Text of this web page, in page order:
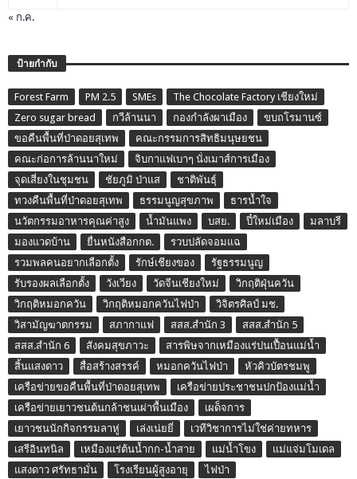
« ก.ค.
ป้ายกำกับ
Forest Farm PM 2.5 SMEs
The Chocolate Factory เชียงใหม่
Zero sugar bread
กวีล้านนา กองกำลังผาเมือง
ขบถโรมานซ์
ขอคืนพื้นที่ป่าดอยสุเทพ
คณะกรรมการสิทธิมนุษยชน
คณะก่อการล้านนาใหม่
จิบกาแฟเบาๆ นั่งเมาส์การเมือง
จุดเสี่ยงในชุมชน
ชัยภูมิ ป่าแส
ชาติพันธุ์
ทวงคืนพื้นที่ป่าดอยสุเทพ
ธรรมนูญสุขภาพ
ธารน้ำใจ
นวัตกรรมอาหารคุณค่าสูง
น้ำมันแพง บสย. ปี๋ใหม่เมือง
มลาบรี
มองแวดบ้าน
ยื่นหนังสือกกต.
รวบปลัดจอมแฉ
รวมพลคนอยากเลือกตั้ง
รักษ์เชียงของ
รัฐธรรมนูญ
รับรองผลเลือกตั้ง
วังเวียง วัดจีนเชียงใหม่
วิกฤติฝุ่นควัน
วิกฤติหมอกควัน
วิกฤติหมอกควันไฟป่า
วิจิตรศิลป์ มช.
วิสามัญฆาตกรรม
สภากาแฟ สสส.สำนัก 3
สสส.สำนัก 5
สสส.สำนัก 6
สังคมสุขภาวะ
สารพิษจากเหมืองแร่ปนเปื้อนแม่น้ำ
สิ้นแสงดาว
สื่อสร้างสรรค์ หมอกควันไฟป่า
หัวคิวบัตรชมพู
เครือข่ายขอคืนพื้นที่ป่าดอยสุเทพ
เครือข่ายประชาชนปกป้องแม่น้ำ
เครือข่ายเยาวชนต้นกล้าชนเผ่าพื้นเมือง
เผด็จการ
เยาวชนนักกิจกรรมลาหู่
เล่งเน่ยยี่
เวทีวิชาการไม่ใช่ค่ายทหาร
เสรีอินทนิล
เหมืองแร่ต้นน้ำกก-น้ำสาย แม่น้ำโขง
แม่แจ่มโมเดล
แสงดาว ศรัทธามั่น
โรงเรียนผู้สูงอายุ ไฟป่า